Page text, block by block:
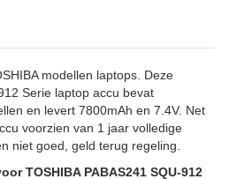
modellen laptops. Deze
Serie laptop accu bevat
en levert 7800mAh en 7.4V. Net
voorzien van 1 jaar volledige
niet goed, geld terug regeling.
TOSHIBA PABAS241 SQU-912